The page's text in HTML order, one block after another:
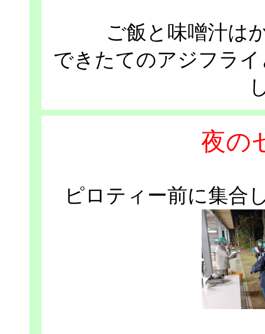
ご飯と味噌汁は
できたてのアジフラ
夜の
ピロティー前に集合